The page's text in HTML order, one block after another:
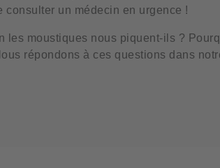
consulter un médecin en urgence !
les moustiques nous piquent-ils ?
répondons à ces questions dans